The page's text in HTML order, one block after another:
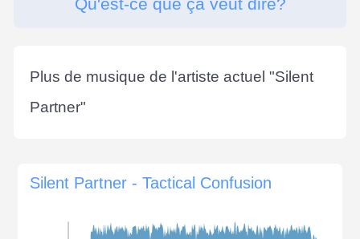
Plus de musique de l'artiste actuel "Silent
Partner"
Silent Partner - Tactical Confusion